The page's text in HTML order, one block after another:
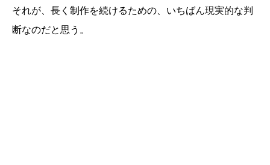
それが、長く制作を続けるための、いちばん現実的な判
断なのだと思う。